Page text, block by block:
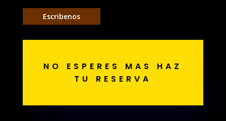
Escribenos
NO ESPERES MAS HAZ
TU RESERVA